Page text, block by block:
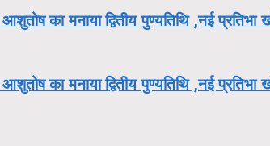
का मनाया द्वितीय पुण्यतिथि ,नई प्रतिभा
का मनाया द्वितीय पुण्यतिथि ,नई प्रतिभा